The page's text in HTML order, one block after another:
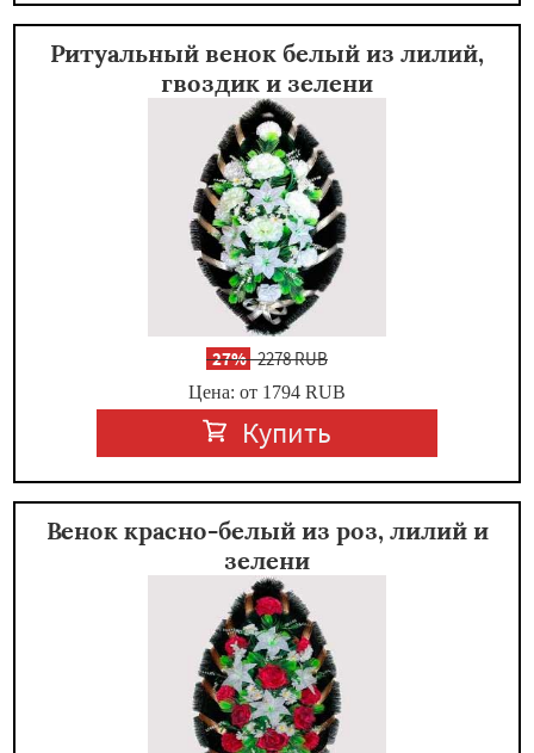
Ритуальный венок белый из лилий,
гвоздик и зелени
-27%2278 RUB
Цена: от 1794 RUB
Купить
Венок красно-белый из роз, лилий и
зелени